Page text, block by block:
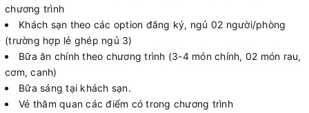
chương trình
Khách sạn theo các option đăng ký, ngủ 02 người/phòng
(trường hợp lẻ ghép ngủ 3)
Bữa ăn chính theo chương trình (3-4 món chính, 02 món rau,
cơm, canh)
Bữa sáng tại khách sạn.
Vé thăm quan các điểm có trong chương trình